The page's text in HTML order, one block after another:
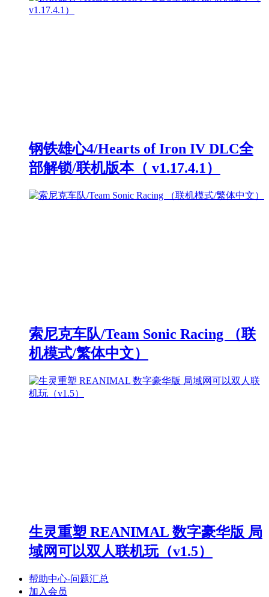
钢铁雄心4/Hearts of Iron IV DLC全
部解锁/联机版本（ v1.17.4.1）
索尼克车队/Team Sonic Racing （联
机模式/繁体中文）
生灵重塑 REANIMAL 数字豪华版 局
域网可以双人联机玩（v1.5）
帮助中心-问题汇总
加入会员